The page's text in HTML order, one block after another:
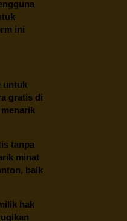
ini
untuk
gratis di
tanpa
minat
baik
hak